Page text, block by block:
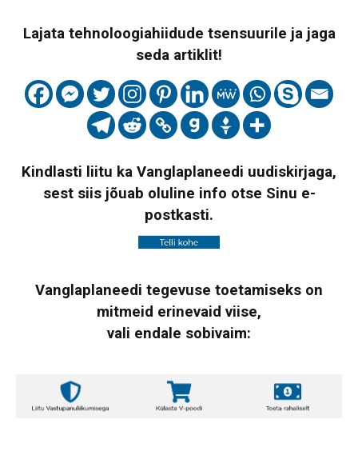
Lajata tehnoloogiahiidude tsensuurile ja jaga
seda artiklit!
Kindlasti liitu ka Vanglaplaneedi uudiskirjaga,
sest siis jõuab oluline info otse Sinu e-
postkasti.
Vanglaplaneedi tegevuse toetamiseks on
mitmeid erinevaid viise,
vali endale sobivaim: